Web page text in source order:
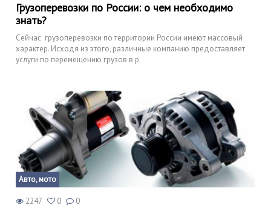
Грузоперевозки по России: о чем необходимо
знать?
Сейчас грузоперевозки по территории России имеют массовый
характер. Исходя из этого, различные компанию предоставляет
услуги по перемещению грузов в р
Авто, мото
2247 0 0